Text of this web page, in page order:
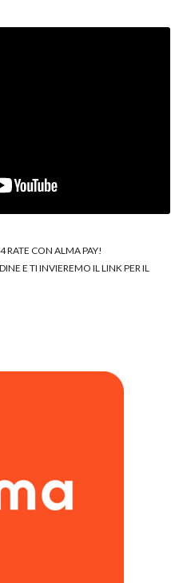
RATE CON ALMA PAY!
E TI INVIEREMO IL LINK PER IL